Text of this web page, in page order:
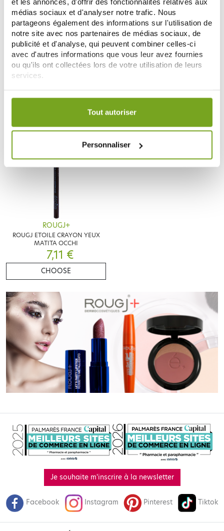
médias sociaux et d'analyser notre trafic. Nous
partageons également des informations sur l'utilisation de
notre site avec nos partenaires de médias sociaux, de
publicité et d'analyse, qui peuvent combiner celles-ci
avec d'autres informations que vous leur avez fournies
ou qu'ils ont collectées lors de votre utilisation de leurs
services.
Votre choix de consentement est conservé pendant une
Tout autoriser
Personnaliser
ROUGJ+
ROUGJ ETOILE BY ROUGJ BLACK
EYELINER 1.1 ML
9,44 €
ROUGJ+
ROUGJ ETOILE CRAYON YEUX
ROUGJ+
ROUGJ ETOILE CRAYON YEUX
MATITA OCCHI
7,11 €
CHOOSE
Je souhaite m'inscrire à la newsletter
Facebook Instagram Pinterest Tiktok